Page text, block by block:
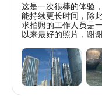
这是一次很棒的体验
能持续更长时间，除
求拍照的工作人员是
以来最好的照片，谢